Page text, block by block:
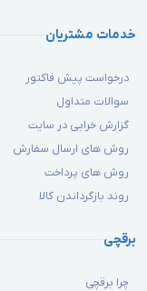
خدمات مشتریان
درخواست پیش فاکتور
سوالات متداول
گزارش خرابی در سایت
روش های ارسال سفارش
روش های پرداخت
روند بازگرداندن کالا
برقچی
چرا برقچی